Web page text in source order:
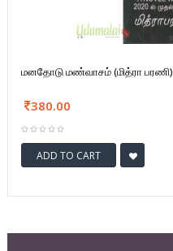
மனதோடு மண்வாசம் (மித்ரா பரணி)
380.00
ADD TO CART